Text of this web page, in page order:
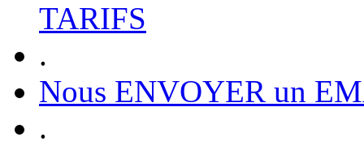
TARIFS
.
Nous ENVOYER un
.